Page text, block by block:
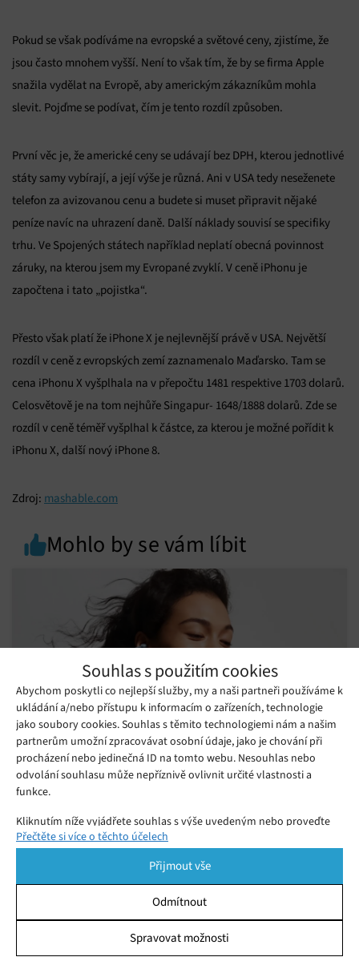
Souhlas s použitím cookies
Abychom poskytli co nejlepší služby, my a naši partneři používáme k
ukládání a/nebo přístupu k informacím o zařízeních, technologie
jako soubory cookies. Souhlas s těmito technologiemi nám a našim
partnerům umožní zpracovávat osobní údaje, jako je chování při
procházení nebo jedinečná ID na tomto webu. Nesouhlas nebo
odvolání souhlasu může nepříznivě ovlivnit určité vlastnosti a
funkce.
Kliknutím níže vyjádřete souhlas s výše uvedeným nebo proveďte
podrobnější rozhodnutí. Vaše volby budou použity pouze na tomto
pomocí přepínačů v Zásadách cookies nebo kliknutím na tlačítko
Spravovat souhlas ve spodní části obrazovky.
Ukládání a/nebo přístup k informacím v zařízení, Porozumění
Přečtěte si více o těchto účelech
Přijmout vše
Odmítnout
Spravovat možnosti
Pokud se však podíváme na evropské a světové ceny, zjistíme, že
jsou často mnohem vyšší. Není to však tím, že by se firma Apple
snažila vydělat na Evropě, aby americkým zákazníkům mohla
slevit. Pojďme se podívat, čím je tento rozdíl způsoben.
První věc je, že americké ceny se udávají bez DPH, kterou jednotlivé
státy samy vybírají, a její výše je různá. Ani v USA tedy neseženete
telefon za avizovanou cenu a budete si muset připravit nějaké
peníze navíc na uhrazení daně. Další náklady souvisí se specifiky
trhu. Ve Spojených státech například neplatí obecná povinnost
záruky, na kterou jsem my Evropané zvyklí. V ceně iPhonu je
započtena i tato „pojistka“.
Přesto však platí že iPhone X je nejlevnější právě v USA. Největší
rozdíl v ceně z evropských zemí zaznamenalo Maďarsko. Tam se
cena iPhonu X vyšplhala na v přepočtu 1481 respektive 1703 dolarů.
Celosvětově je na tom nejhůře Singapur- 1648/1888 dolarů. Zde se
rozdíl v ceně téměř vyšplhal k částce, za kterou je možné pořídit k
iPhonu X, další nový iPhone 8.
Zdroj: mashable.com
Mohlo by se vám líbit
Sluchátka nebo módní doplněk? Huawei
představil FreeClip 2 S
Huawei uvedl na český trh novou generaci sluchátek FreeClip 2
S. Nový model dostal prémiový vzhled i zvuk.